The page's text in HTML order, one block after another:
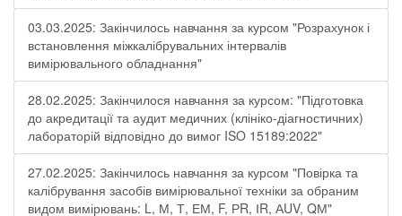
03.03.2025: Закінчилось навчання за курсом "Розрахунок і
встановлення міжкалібрувальних інтервалів
вимірювального обладнання"
28.02.2025: Закінчилося навчання за курсом: "Підготовка
до акредитації та аудит медичних (клініко-діагностичних)
лабораторій відповідно до вимог ISO 15189:2022"
27.02.2025: Закінчилось навчання за курсом "Повірка та
калібрування засобів вимірювальної техніки за обраним
видом вимірювань: L, М, Т, ЕМ, F, РR, ІR, АUV, QМ"